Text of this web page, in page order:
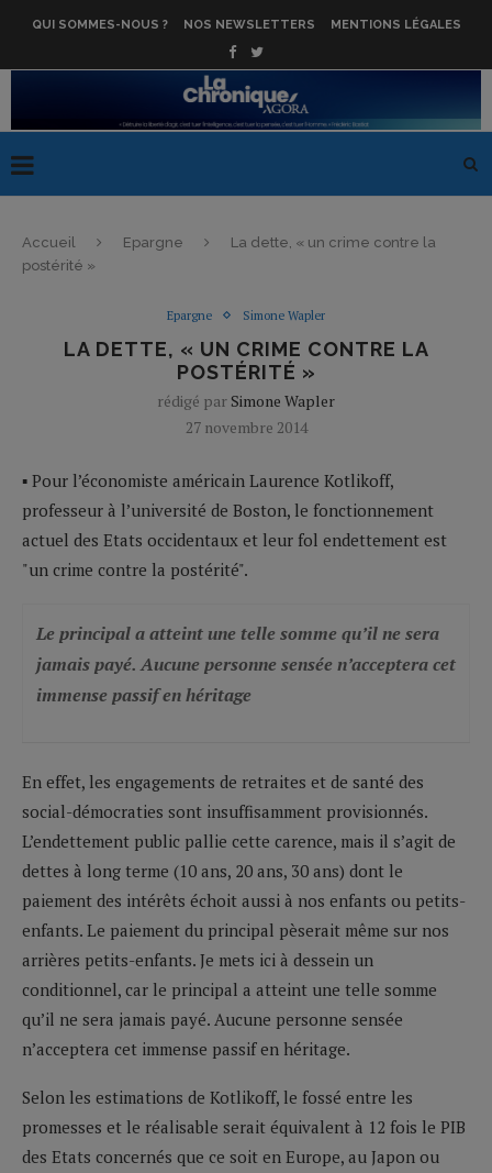
QUI SOMMES-NOUS ? NOS NEWSLETTERS MENTIONS LÉGALES
Accueil Epargne
La dette, « un crime contre la
postérité »
Epargne Simone Wapler
LA DETTE, « UN CRIME CONTRE LA
POSTÉRITÉ »
rédigé par Simone Wapler
27 novembre 2014
▪ Pour l’économiste américain Laurence Kotlikoff,
professeur à l’université de Boston, le fonctionnement
actuel des Etats occidentaux et leur fol endettement est
"un crime contre la postérité".
Le principal a atteint une telle somme qu’il ne sera
jamais payé. Aucune personne sensée n’acceptera cet
immense passif en héritage
En effet, les engagements de retraites et de santé des
social-démocraties sont insuffisamment provisionnés.
L’endettement public pallie cette carence, mais il s’agit de
dettes à long terme (10 ans, 20 ans, 30 ans) dont le
paiement des intérêts échoit aussi à nos enfants ou petits-
enfants. Le paiement du principal pèserait même sur nos
arrières petits-enfants. Je mets ici à dessein un
conditionnel, car le principal a atteint une telle somme
qu’il ne sera jamais payé. Aucune personne sensée
n’acceptera cet immense passif en héritage.
Selon les estimations de Kotlikoff, le fossé entre les
promesses et le réalisable serait équivalent à 12 fois le PIB
des Etats concernés que ce soit en Europe, au Japon ou